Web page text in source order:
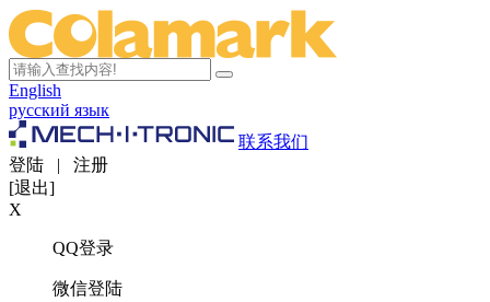
English
русский язык
联系我们
登陆 | 注册
[退出]
X
QQ登录
微信登陆